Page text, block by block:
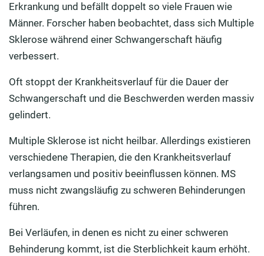
Erkrankung und befällt doppelt so viele Frauen wie
Männer. Forscher haben beobachtet, dass sich Multiple
Sklerose während einer Schwangerschaft häufig
verbessert.
Oft stoppt der Krankheitsverlauf für die Dauer der
Schwangerschaft und die Beschwerden werden massiv
gelindert.
Multiple Sklerose ist nicht heilbar. Allerdings existieren
verschiedene Therapien, die den Krankheitsverlauf
verlangsamen und positiv beeinflussen können. MS
muss nicht zwangsläufig zu schweren Behinderungen
führen.
Bei Verläufen, in denen es nicht zu einer schweren
Behinderung kommt, ist die Sterblichkeit kaum erhöht.